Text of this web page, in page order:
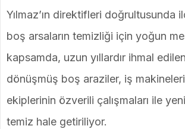
Yılmaz’ın direktifleri doğrultusunda
boş arsaların temizliği için yoğun
kapsamda, uzun yıllardır ihmal
dönüşmüş boş araziler, iş
ekiplerinin özverili çalışmaları ile
temiz hale getiriliyor.